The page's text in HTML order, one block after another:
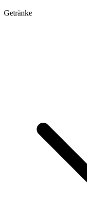
Getränke